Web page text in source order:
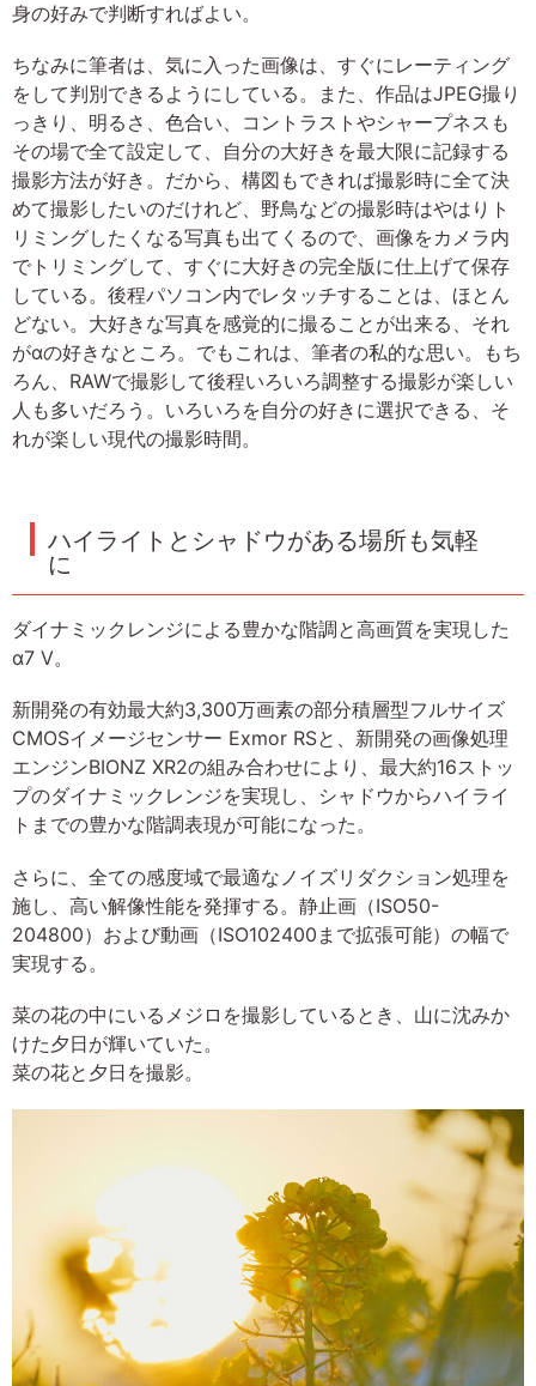
身の好みで判断すればよい。
ちなみに筆者は、気に入った画像は、すぐにレーティング
をして判別できるようにしている。また、作品はJPEG撮り
っきり、明るさ、色合い、コントラストやシャープネスも
その場で全て設定して、自分の大好きを最大限に記録する
撮影方法が好き。だから、構図もできれば撮影時に全て決
めて撮影したいのだけれど、野鳥などの撮影時はやはりト
リミングしたくなる写真も出てくるので、画像をカメラ内
でトリミングして、すぐに大好きの完全版に仕上げて保存
している。後程パソコン内でレタッチすることは、ほとん
どない。大好きな写真を感覚的に撮ることが出来る、それ
がαの好きなところ。でもこれは、筆者の私的な思い。もち
ろん、RAWで撮影して後程いろいろ調整する撮影が楽しい
人も多いだろう。いろいろを自分の好きに選択できる、そ
れが楽しい現代の撮影時間。
ハイライトとシャドウがある場所も気軽
に
ダイナミックレンジによる豊かな階調と高画質を実現した
α7 V。
新開発の有効最大約3,300万画素の部分積層型フルサイズ
CMOSイメージセンサー Exmor RSと、新開発の画像処理
エンジンBIONZ XR2の組み合わせにより、最大約16ストッ
プのダイナミックレンジを実現し、シャドウからハイライ
トまでの豊かな階調表現が可能になった。
さらに、全ての感度域で最適なノイズリダクション処理を
施し、高い解像性能を発揮する。静止画（ISO50-
204800）および動画（ISO102400まで拡張可能）の幅で
実現する。
菜の花の中にいるメジロを撮影しているとき、山に沈みか
けた夕日が輝いていた。
菜の花と夕日を撮影。